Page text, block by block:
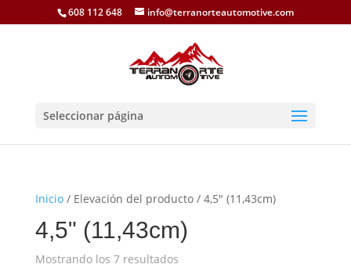
608 112 648 info@terranorteautomotive.com
Seleccionar página
Inicio/ Elevación del producto / 4,5" (11,43cm)
4,5" (11,43cm)
Mostrando los 7 resultados